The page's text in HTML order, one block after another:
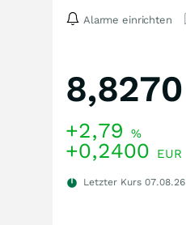
Alarme einrichten
8,8270
+2,79 %
+0,2400 EUR
Letzter Kurs 07.08.26